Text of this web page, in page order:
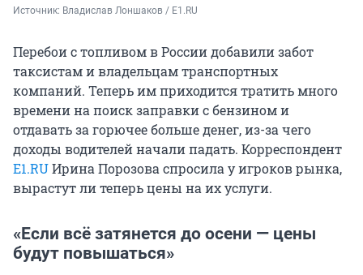
Источник: Владислав Лоншаков / E1.RU
Перебои с топливом в России добавили забот
таксистам и владельцам транспортных
компаний. Теперь им приходится тратить много
времени на поиск заправки с бензином и
отдавать за горючее больше денег, из-за чего
доходы водителей начали падать. Корреспондент
E1.RUИрина Порозова спросила у игроков рынка,
вырастут ли теперь цены на их услуги.
«Если всё затянется до осени — цены
будут повышаться»